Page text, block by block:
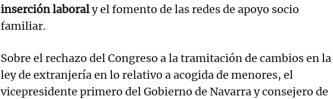
inserción laboraly el fomento de las redes de apoyo socio
familiar.
Sobre el rechazo del Congreso a la tramitación de cambios en la
ley de extranjería en lo relativo a acogida de menores, el
vicepresidente primero del Gobierno de Navarra y consejero de